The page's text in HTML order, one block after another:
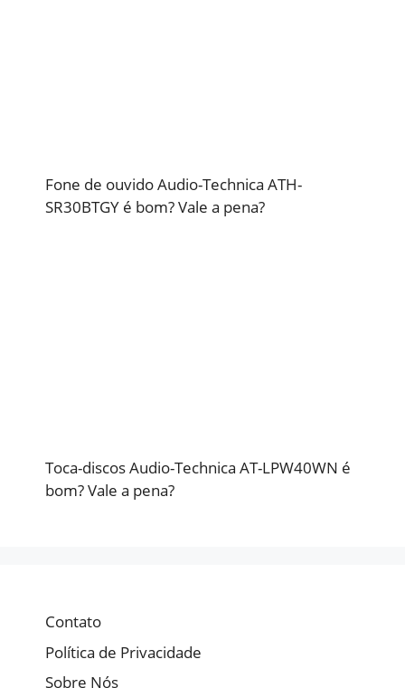
Fone de ouvido Audio-Technica ATH-
SR30BTGY é bom? Vale a pena?
Toca-discos Audio-Technica AT-LPW40WN é
bom? Vale a pena?
Contato
Política de Privacidade
Sobre Nós